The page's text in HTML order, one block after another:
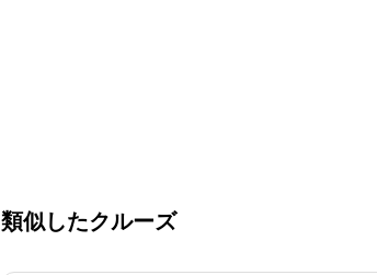
類似したクルーズ